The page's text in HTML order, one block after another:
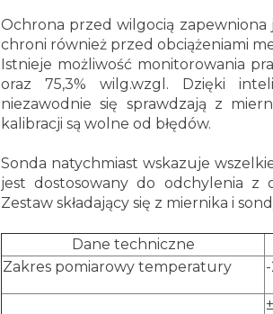
Ochrona przed wilgocią
chroni również przed obciążeniami
Istnieje możliwość monitorowania
oraz 75,3% wilg.wzgl. Dzięki
niezawodnie się sprawdzają z
kalibracji są wolne od błędów.
Sonda natychmiast wskazuje
jest dostosowany do odchylenia z
Zestaw składający się z miernika i
Dane techniczne
Zakres pomiarowy temperatury